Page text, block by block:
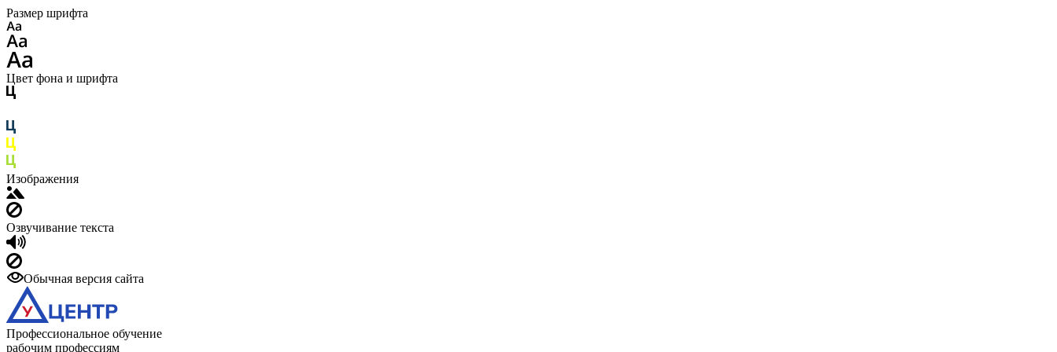
Размер шрифта
Цвет фона и шрифта
Изображения
Озвучивание текста
Обычная версия сайта
Профессиональное обучение
рабочим профессиям